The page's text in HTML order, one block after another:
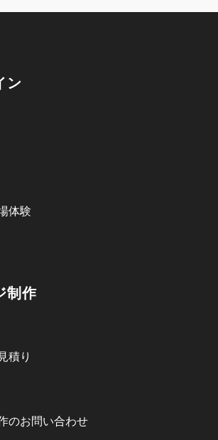
ン
体験
制作
積り
のお問い合わせ